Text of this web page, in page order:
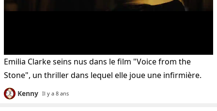
Emilia Clarke seins nus dans le film "Voice from the
Stone", un thriller dans lequel elle joue une infirmière.
Kenny Il y a 8 ans